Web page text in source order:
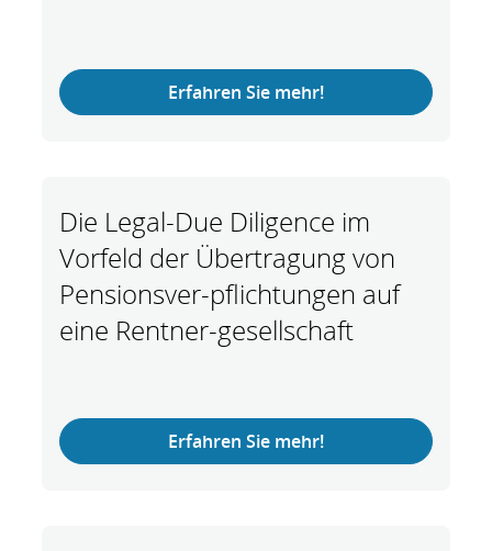
Erfahren Sie mehr!
Die Legal-Due Diligence im
Vorfeld der Übertragung von
Pensionsver-pflichtungen auf
eine Rentner-gesellschaft
Erfahren Sie mehr!